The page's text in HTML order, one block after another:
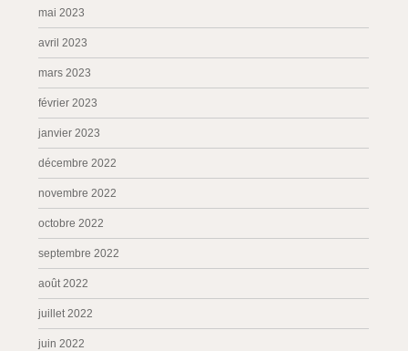
mai 2023
avril 2023
mars 2023
février 2023
janvier 2023
décembre 2022
novembre 2022
octobre 2022
septembre 2022
août 2022
juillet 2022
juin 2022